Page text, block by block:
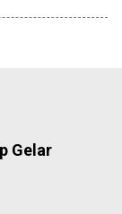
Gelar